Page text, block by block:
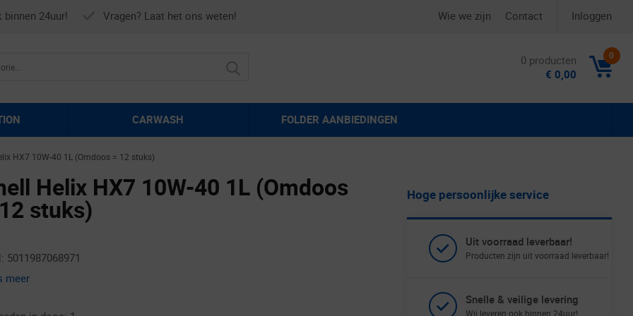
24uur! Vragen? Laat het ons weten! Wie we zijn Contact Inloggen
0
0 producten
€ 0,00
CARWASH FOLDER AANBIEDINGEN
HX7 10W-40 1L (Omdoos = 12 stuks)
Helix HX7 10W-40 1L (Omdoos
stuks)
5011987068971
meer
Hoge persoonlijke service
Uit voorraad leverbaar!
Producten zijn uit voorraad leverbaar!
Snelle & veilige levering
Wij leveren ook binnen 24uur!